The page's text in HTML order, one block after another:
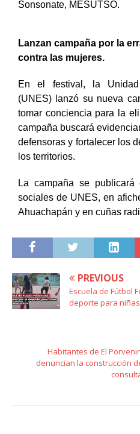
Sonsonate, MESUTSO.
Lanzan campaña por la
contra las mujeres.
En el festival, la Unidad
(UNES) lanzó su nueva
tomar conciencia para la
campaña buscará
defensoras y fortalecer los
los territorios.
La campaña se
sociales de UNES, en
Ahuachapán y en cuñas
PREVIOUS
Escuela de Fútbol
deporte para
Habitantes de El
denuncian la construcción